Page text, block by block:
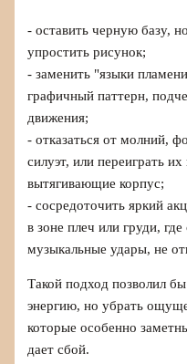
- оставить черную базу,
упростить рисунок;
- заменить "языки
графичный паттерн,
движения;
- отказаться от молний,
силуэт, или переиграть
вытягивающие корпус;
- сосредоточить яркий
в зоне плеч или груди,
музыкальные удары, не
Такой подход позволил
энергию, но убрать
которые особенно
дает сбой.